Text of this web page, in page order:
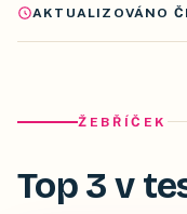
AKTUALIZOVÁNO
ŽEBŘÍČEK
Top 3 v